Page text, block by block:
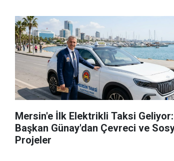
Mersin'e İlk Elektrikli Taksi Geliyor:
Başkan Günay'dan Çevreci ve
Projeler